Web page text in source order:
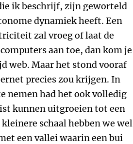
ik beschrijf, zijn geworteld
dynamiek heeft. Een
zal vroeg of laat de
aan toe, dan kom je
web. Maar het stond vooraf
precies zou krijgen. In
nemen had het ook volledig
kunnen uitgroeien tot een
schaal hebben we wel
een vallei waarin een bui